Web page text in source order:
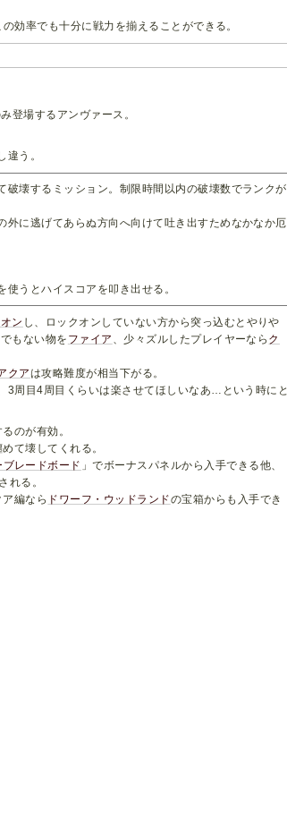
効率でも十分に戦力を揃えることができる。
登場するアンヴァース。
違う。
壊するミッション。制限時間以内の破壊数でランクが
に逃げてあらぬ方向へ向けて吐き出すためなかなか厄
使うとハイスコアを叩き出せる。
ン し、ロックオンしていない方から突っ込むとやりや
もない物を ファイア 、少々ズルしたプレイヤーなら ク
クアは攻略難度が相当下がる。
3周目4周目くらいは楽させてほしいなあ…という時にと
のが有効。
て壊してくれる。
ブレードボード 」でボーナスパネルから入手できる他、
れる。
編なら ドワーフ・ウッドランドの宝箱からも入手でき